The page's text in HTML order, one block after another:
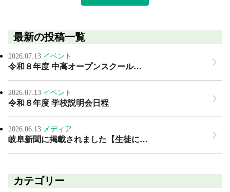
最新の投稿一覧
2026.07.13 イベント
令和８年度 中高オープンスクール…
2026.07.13 イベント
令和８年度 学校説明会日程
2026.06.13 メディア
岐阜新聞に掲載されました【生徒に…
カテゴリー